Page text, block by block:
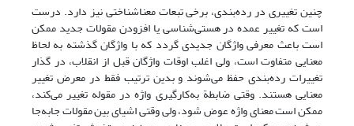
چنین تغییری در رده‌بندی، برخی تبعات معناشناختی نیز دارد. درست
است که تغییر عمده در هستی‌شناسی یا افزودن مقولات جدید ممکن
است باعث معرفی واژگان جدیدی گردد که با واژگان گذشته به لحاظ
معنایی متفاوت است، ولی اغلب اوقات واژگان قبل از انقلاب، در گذار
تغییرات رده‌بندی حفظ می‌شوند و بدین ترتیب فقط در معرض تغییر
معنایی هستند. وقتی ضابطة به‌کارگیری واژه در مقوله تغییر می‌کند،
ممکن است معنای واژه عوض شود، ولی وقتی اشیای بین مقولات جابه‌جا